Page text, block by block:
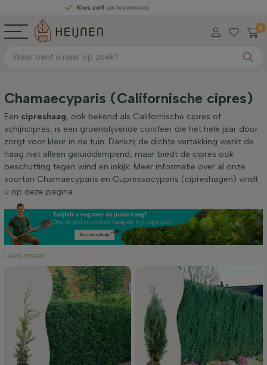
Kies zelfuw leverweek
0
Chamaecyparis (Californische cipres)
Een cipreshaag, ook bekend als Californische cipres of
schijncipres, is een groenblijvende conifeer die het hele jaar door
zorgt voor kleur in de tuin. Dankzij de dichte vertakking werkt de
haag niet alleen geluiddempend, maar biedt de cipres ook
beschutting tegen wind en inkijk. Meer informatie over al onze
soorten Chamaecyparis en Cupressocyparis (cipreshagen) vindt
u op deze pagina.
Lees meer